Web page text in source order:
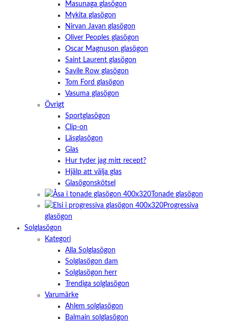
Masunaga glasögon
Mykita glasögon
Nirvan Javan glasögon
Oliver Peoples glasögon
Oscar Magnuson glasögon
Saint Laurent glasögon
Savile Row glasögon
Tom Ford glasögon
Vasuma glasögon
Övrigt
Sportglasögon
Clip-on
Läsglasögon
Glas
Hur tyder jag mitt recept?
Hjälp att välja glas
Glasögonskötsel
Tonade glasögon
Progressiva
glasögon
Solglasögon
Kategori
Alla Solglasögon
Solglasögon dam
Solglasögon herr
Trendiga solglasögon
Varumärke
Ahlem solglasögon
Balmain solglasögon